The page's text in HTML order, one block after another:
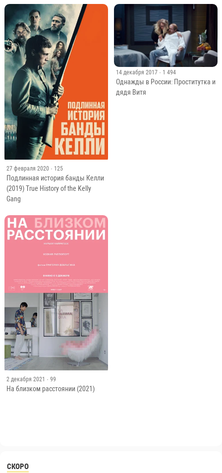
27 февраля 2020 · 125
Подлинная история банды Келли
(2019) True History of the Kelly
Gang
14 декабря 2017 · 1 494
Однажды в России: Проститутка и
дядя Витя
2 декабря 2021 · 99
На близком расстоянии (2021)
СКОРО